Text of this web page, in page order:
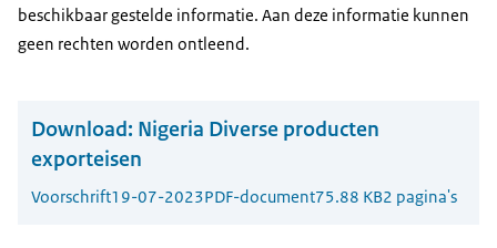
beschikbaar gestelde informatie. Aan deze informatie kunnen
geen rechten worden ontleend.
Download: Nigeria Diverse producten
exporteisen
Voorschrift19-07-2023PDF-document75.88 KB2 pagina's